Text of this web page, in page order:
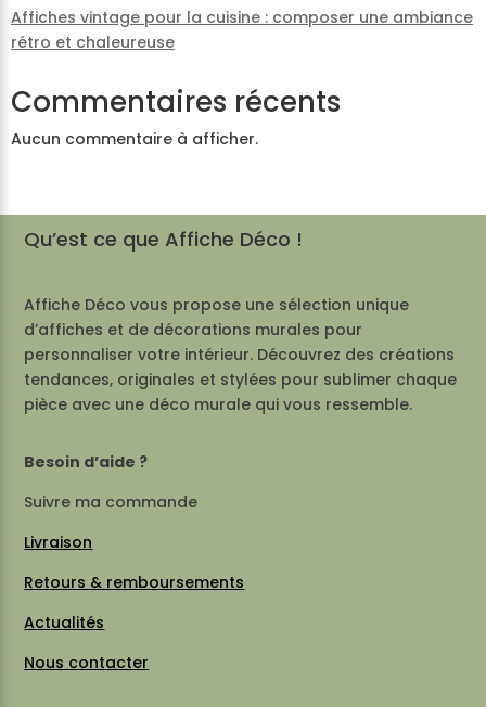
Affiches vintage pour la cuisine : composer une ambiance
rétro et chaleureuse
Commentaires récents
Aucun commentaire à afficher.
Qu’est ce que Affiche Déco !
Affiche Déco vous propose une sélection unique
d’affiches et de décorations murales pour
personnaliser votre intérieur. Découvrez des créations
tendances, originales et stylées pour sublimer chaque
pièce avec une déco murale qui vous ressemble.
Besoin d’aide ?
Suivre ma commande
Livraison
Retours & remboursements
Actualités
Nous contacter